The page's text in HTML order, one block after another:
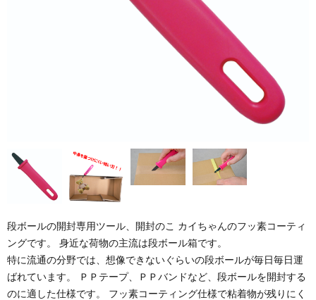
段ボールの開封専用ツール、開封のこ カイちゃんのフッ素コーティ
ングです。 身近な荷物の主流は段ボール箱です。
特に流通の分野では、想像できないぐらいの段ボールが毎日毎日運
ばれています。 ＰＰテープ、ＰＰバンドなど、段ボールを開封する
のに適した仕様です。 フッ素コーティング仕様で粘着物が残りにく